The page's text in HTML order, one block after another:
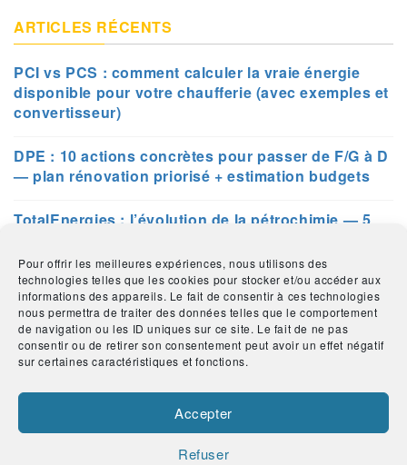
Pour offrir les meilleures expériences, nous utilisons des
technologies telles que les cookies pour stocker et/ou accéder aux
informations des appareils. Le fait de consentir à ces technologies
nous permettra de traiter des données telles que le comportement
de navigation ou les ID uniques sur ce site. Le fait de ne pas
consentir ou de retirer son consentement peut avoir un effet négatif
sur certaines caractéristiques et fonctions.
Accepter
Refuser
ARTICLES RÉCENTS
PCI vs PCS : comment calculer la vraie énergie
disponible pour votre chaufferie (avec exemples et
convertisseur)
DPE : 10 actions concrètes pour passer de F/G à D
— plan rénovation priorisé + estimation budgets
TotalEnergies : l’évolution de la pétrochimie — 5
Chauffage collectif : calculer le coût total de
possession (TCO) pour votre copropriété —
modèle Excel inclus
Guide complet : comment choisir et mesurer le ROI